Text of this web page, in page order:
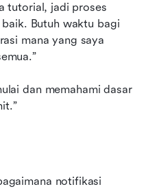
tutorial, jadi proses
Butuh waktu bagi
mana yang saya
dan memahami dasar
notifikasi